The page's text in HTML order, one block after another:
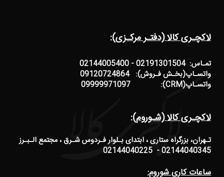
لاکچـری کالا (دفتـر مرکـزی):
تمـاس: 02191301504 - 02144005400
واتسـاپ(بخـش فـروش): 09120724864
واتسـاپ(CRM): 09999971097
لاکچـری کالا (شـوروم):
تـهران، بزرگراه ستاری ، ابتدای بـلوار فـردوس شـرق ، مجتمع الـبـرز
02144040345 - 02144040225
ساعات کاری شوروم: